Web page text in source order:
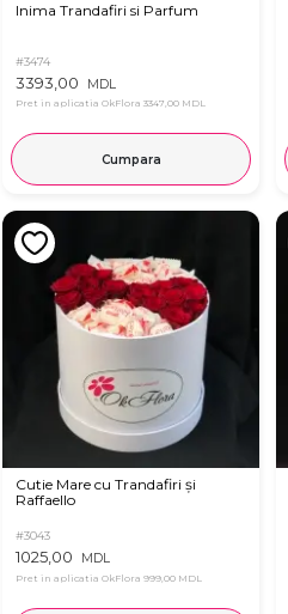
Inima Trandafiri si Parfum
#3474
3393,00 MDL
Pret in aplicatia OkFlora 3347,00 MDL
Cumpara
Cutie Mare cu Trandafiri și
Raffaello
#3043
1025,00 MDL
Pret in aplicatia OkFlora 999,00 MDL